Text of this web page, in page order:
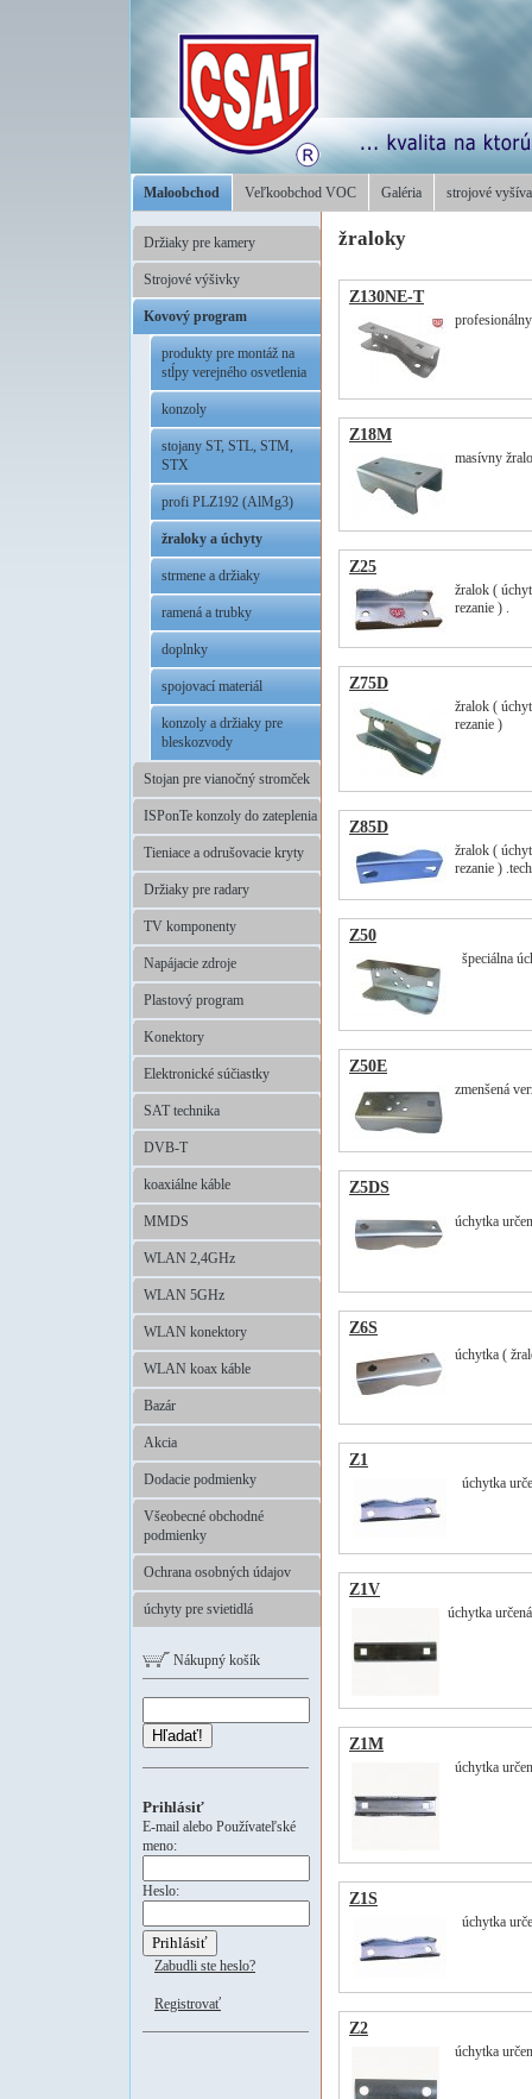
Maloobchod Veľkoobchod VOC Galéria strojové
Držiaky pre kamery
Strojové výšivky
Kovový program
produkty pre montáž na
stĺpy verejného osvetlenia
konzoly
stojany ST, STL, STM,
STX
profi PLZ192 (AlMg3)
žraloky a úchyty
strmene a držiaky
ramená a trubky
doplnky
spojovací materiál
konzoly a držiaky pre
bleskozvody
Stojan pre vianočný stromček
ISPonTe konzoly do zateplenia
Tieniace a odrušovacie kryty
Držiaky pre radary
TV komponenty
Napájacie zdroje
Plastový program
Konektory
Elektronické súčiastky
SAT technika
DVB-T
koaxiálne káble
MMDS
WLAN 2,4GHz
WLAN 5GHz
WLAN konektory
WLAN koax káble
Bazár
Akcia
Dodacie podmienky
Všeobecné obchodné
podmienky
Ochrana osobných údajov
úchyty pre svietidlá
Nákupný košík
Hľadať!
Prihlásiť
E-mail alebo Používateľské
meno:
Heslo:
Zabudli ste heslo?
Registrovať
žraloky
Z130NE-T
Z18M
masívny
Z25
žralok (
rezanie ) .
Z75D
žralok (
rezanie )
Z85D
žralok (
rezanie )
Z50
špeciálna
Z50E
zmenšená
Z5DS
úchytka
Z6S
úchytka (
Z1
úchytka
Z1V
úchytka
Z1M
úchytka
Z1S
úchytka
Z2
úchytka